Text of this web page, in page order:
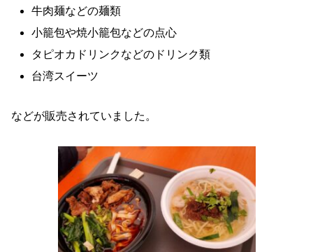
牛肉麺などの麺類
小籠包や焼小籠包などの点心
タピオカドリンクなどのドリンク類
台湾スイーツ
などが販売されていました。